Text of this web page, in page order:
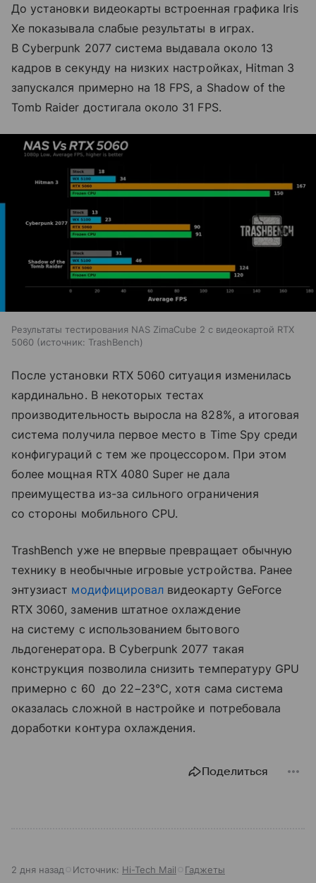
До установки видеокарты встроенная графика Iris
Xe показывала слабые результаты в играх.
В Cyberpunk 2077 система выдавала около 13
кадров в секунду на низких настройках, Hitman 3
запускался примерно на 18 FPS, а Shadow of the
Tomb Raider достигала около 31 FPS.
Результаты тестирования NAS ZimaCube 2 с видеокартой RTX
5060
источник: TrashBench
После установки RTX 5060 ситуация изменилась
кардинально. В некоторых тестах
производительность выросла на 828%, а итоговая
система получила первое место в Time Spy среди
конфигураций с тем же процессором. При этом
более мощная RTX 4080 Super не дала
преимущества из-за сильного ограничения
со стороны мобильного CPU.
TrashBench уже не впервые превращает обычную
технику в необычные игровые устройства. Ранее
энтузиаст модифицировал видеокарту GeForce
RTX 3060, заменив штатное охлаждение
на систему с использованием бытового
льдогенератора. В Cyberpunk 2077 такая
конструкция позволила снизить температуру GPU
примерно с 60 до 22−23°C, хотя сама система
оказалась сложной в настройке и потребовала
доработки контура охлаждения.
Поделиться
2 дня назад Источник: Hi-Tech Mail Гаджеты